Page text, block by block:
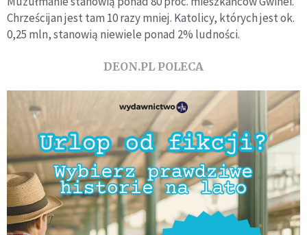
Chrześcijan jest tam 10 razy mniej. Katolicy, których jest ok.
0,25 mln, stanowią niewiele ponad 2% ludności.
DEON.PL POLECA